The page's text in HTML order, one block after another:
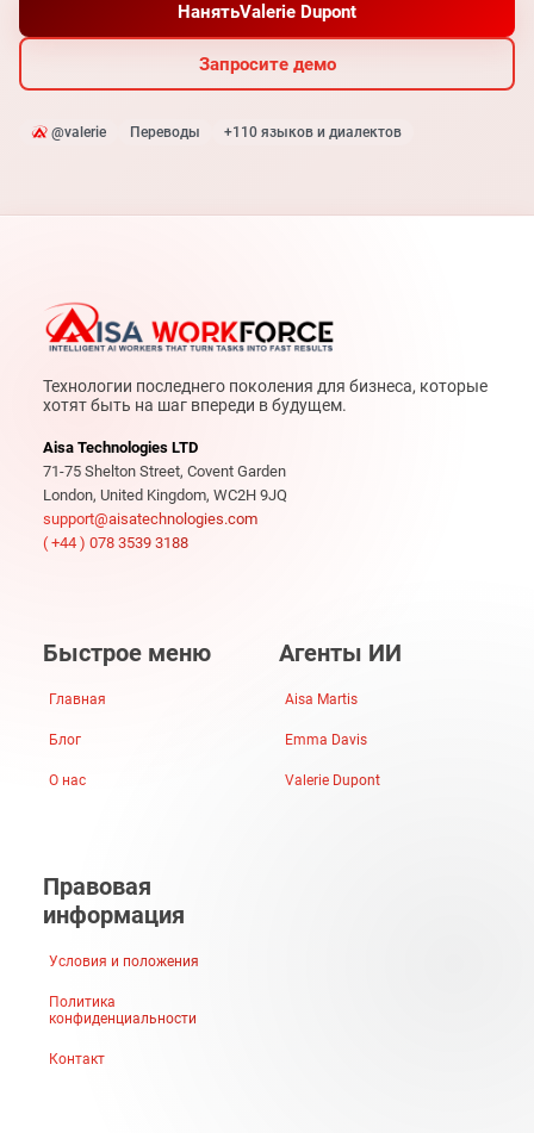
НанятьValerie Dupont
Запросите демо
@valerie Переводы +110 языков и диалектов
Технологии последнего поколения для бизнеса, которые
хотят быть на шаг впереди в будущем.
Aisa Technologies LTD
71-75 Shelton Street, Covent Garden
London, United Kingdom, WC2H 9JQ
support@aisatechnologies.com
( +44 ) 078 3539 3188
Быстрое меню
Главная
Блог
О нас
Агенты ИИ
Aisa Martis
Emma Davis
Valerie Dupont
Правовая
информация
Условия и положения
Политика
конфиденциальности
Контакт